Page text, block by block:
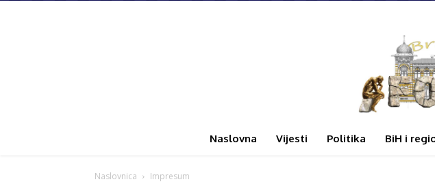
Naslovna Vijesti Politika BiH i
Naslovnica Impresum